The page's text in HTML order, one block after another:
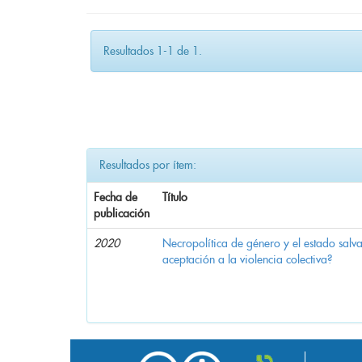
Resultados 1-1 de 1.
Resultados por ítem:
Fecha de
publicación
Título
2020
Necropolítica de género y el estado
aceptación a la violencia colectiva?